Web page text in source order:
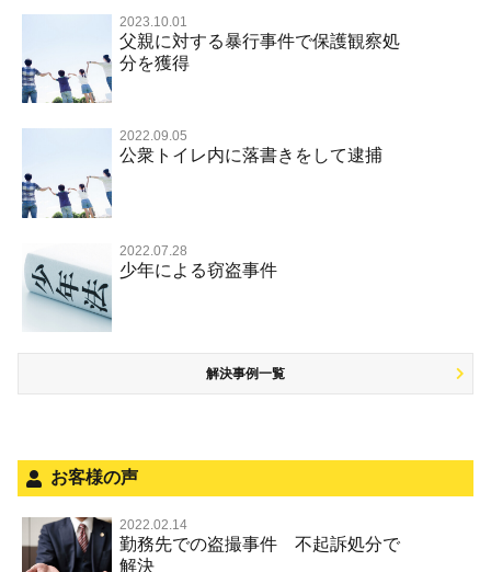
示談で解決してほしい
執行猶予にしてほしい
事件のことを秘密にしたい
被害届・告訴・告発されたら
器物損壊
脅迫・強要
業務妨害罪
公務執行妨害罪
逮捕・監禁
暴行・傷害
略取・誘拐・人身売買
淫行・援助交際（児童買春、淫行条例、児童福祉法違反）
不同意性交等罪（旧 強制性交等罪，準強制性交等罪），
監護者性交等罪
不同意わいせつ（旧 強制わいせつ，準強制わいせつ）
公然わいせつ罪，わいせつ物頒布等罪，淫行勧誘罪
児童ポルノ リベンジポルノ
盗撮，のぞき行為
財産犯 TOP
横領 背任
窃盗罪
恐喝
盗品売買・譲り受け等
事件別－薬物事件
薬物事件 TOP
覚せい剤
危険ドラッグ
大麻
麻薬及び向精神薬
事件別－交通違反・交通事故
交通違反・交通事故 TOP
交通事故 交通違反と刑事事件
自転車事故
人身事故・死亡事故
無免許運転
その他 TOP
児童虐待・保護責任者遺棄
住居侵入等
銃刀法違反
ストーカー事件
不正競争防止法
風営法・風適法違反
文書偽造・偽造文書行使
公務員の逮捕・刑事事件
控訴・上告
国選弁護士と私選弁護士の違い
司法取引・刑事免責
取調べの注意点
少年事件の手続と特色
少年事件の処分
被害届・告訴・告発の不安や悩み
面会・差し入れ
2023.10.01
父親に対する暴行事件で保護観察処
分を獲得
2022.09.05
公衆トイレ内に落書きをして逮捕
2022.07.28
少年による窃盗事件
解決事例一覧
お客様の声
2022.02.14
勤務先での盗撮事件 不起訴処分で
解決